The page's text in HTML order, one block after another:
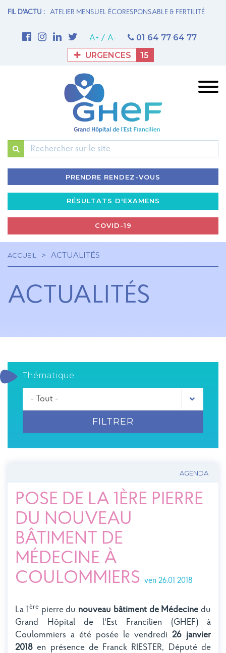
FIL D'ACTU : ATELIER MENSUEL ÉCORESPONSABLE & FERTILITÉ
A+ / A-
01 64 77 64 77
URGENCES
15
PRENDRE RENDEZ-VOUS
RÉSULTATS D'EXAMENS
COVID-19
Navigation
principale
Fil
d'Ariane
ACCUEIL ACTUALITÉS
ACTUALITÉS
Thématique
FILTRER
AGENDA
POSE DE LA 1ÈRE PIERRE
DU NOUVEAU
BÂTIMENT DE
MÉDECINE À
COULOMMIERS ven 26.01 2018
La 1èrepierre du nouveau bâtiment de Médecine du
Grand Hôpital de l'Est Francilien (GHEF) à
Coulommiers a été posée le vendredi 26 janvier
2018 en présence de Franck RIESTER, Député de